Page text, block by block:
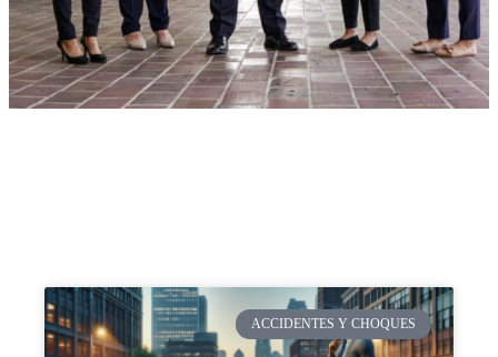
ACCIDENTES Y CHOQUES